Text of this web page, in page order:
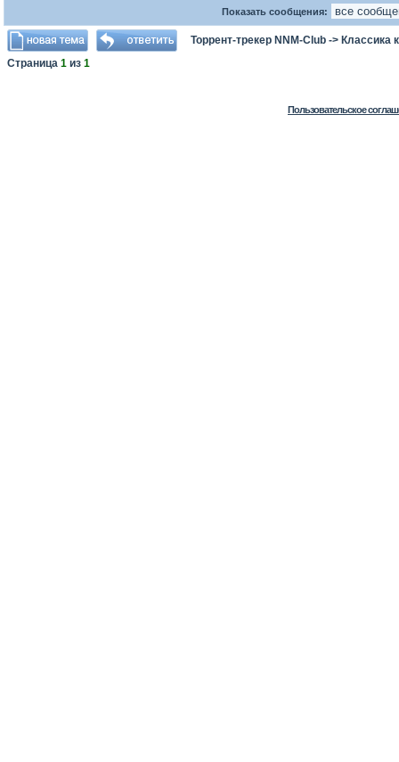
Показать сообщения:
Торрент-трекер NNM-Club -> Классика
Страница 1 из 1
Пользовательское